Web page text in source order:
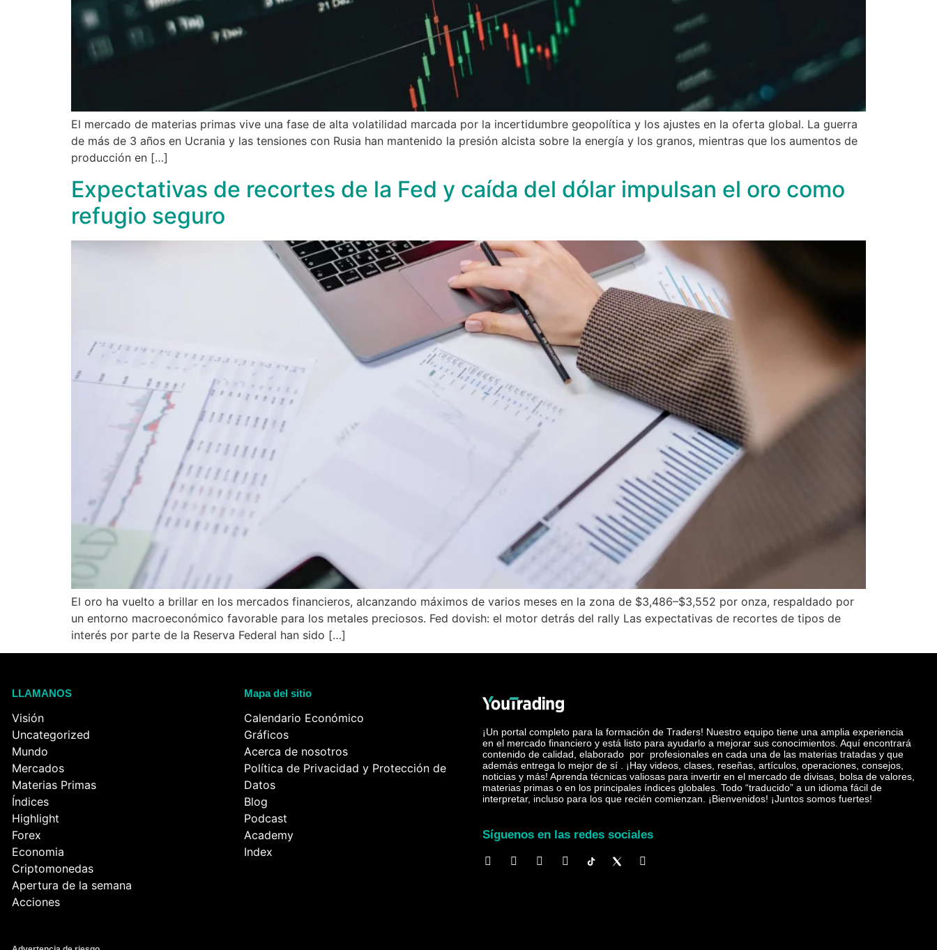
El mercado de materias primas vive una fase de alta volatilidad marcada por la incertidumbre geopolítica y los ajustes en la oferta global. La guerra
de más de 3 años en Ucrania y las tensiones con Rusia han mantenido la presión alcista sobre la energía y los granos, mientras que los aumentos de
producción en […]
Expectativas de recortes de la Fed y caída del dólar impulsan el oro como
refugio seguro
El oro ha vuelto a brillar en los mercados financieros, alcanzando máximos de varios meses en la zona de $3,486–$3,552 por onza, respaldado por
un entorno macroeconómico favorable para los metales preciosos. Fed dovish: el motor detrás del rally Las expectativas de recortes de tipos de
interés por parte de la Reserva Federal han sido […]
LLAMANOS
Visión
Uncategorized
Mundo
Mercados
Materias Primas
Índices
Highlight
Forex
Economia
Criptomonedas
Apertura de la semana
Acciones
Mapa del sitio
Calendario Económico
Gráficos
Acerca de nosotros
Política de Privacidad y Protección de
Datos
Blog
Podcast
Academy
Index
¡Un portal completo para la formación de Traders! Nuestro equipo tiene una amplia experiencia
en el mercado financiero y está listo para ayudarlo a mejorar sus conocimientos. Aquí encontrará
contenido de calidad, elaborado por profesionales en cada una de las materias tratadas y que
además entrega lo mejor de sí . ¡Hay videos, clases, reseñas, artículos, operaciones, consejos,
noticias y más! Aprenda técnicas valiosas para invertir en el mercado de divisas, bolsa de valores,
materias primas o en los principales índices globales. Todo “traducido” a un idioma fácil de
interpretar, incluso para los que recién comienzan. ¡Bienvenidos! ¡Juntos somos fuertes!
Síguenos en las redes sociales